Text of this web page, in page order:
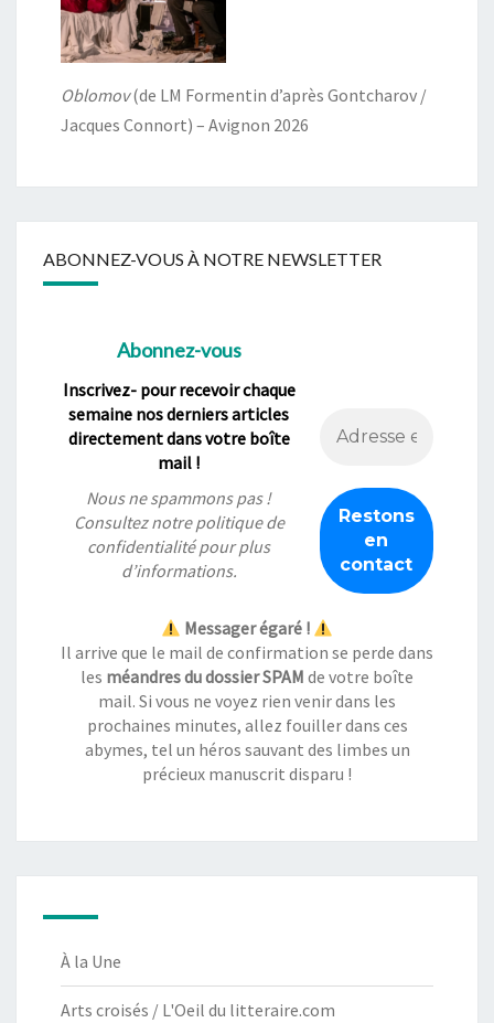
Oblomov(de LM Formentin d’après Gontcharov /
Jacques Connort) – Avignon 2026
ABONNEZ-VOUS À NOTRE NEWSLETTER
Abonnez-vous
Inscrivez- pour recevoir chaque
semaine nos derniers articles
directement dans votre boîte
mail !
Nous ne spammons pas !
Consultez notrepolitique de
confidentialitépour plus
d’informations.
Messager égaré !
Il arrive que le mail de confirmation se perde dans
les méandres du dossier SPAM de votre boîte
mail. Si vous ne voyez rien venir dans les
prochaines minutes, allez fouiller dans ces
abymes, tel un héros sauvant des limbes un
précieux manuscrit disparu !
À la Une
Arts croisés / L'Oeil du litteraire.com